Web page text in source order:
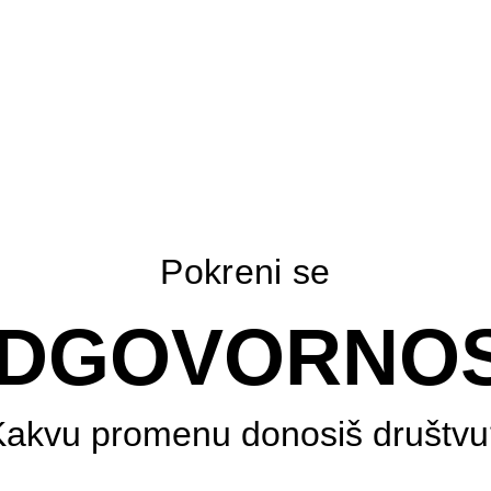
Pokreni se
promenu donosiš